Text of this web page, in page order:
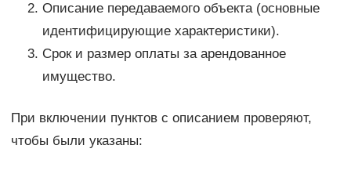
Описание передаваемого объекта (основные
идентифицирующие характеристики).
Срок и размер оплаты за арендованное
имущество.
При включении пунктов с описанием проверяют,
чтобы были указаны: